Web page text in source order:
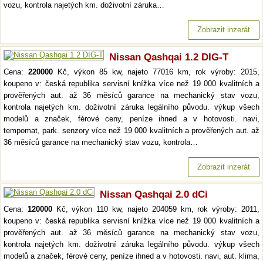
vozu, kontrola najetých km. doživotní záruka…
Zobrazit inzerát
Nissan Qashqai 1.2 DIG-T
Cena: 220000Kč, výkon 85 kw, najeto 77016 km, rok výroby: 2015,
koupeno v: česká republika servisní knížka více než 19 000 kvalitních a
prověřených aut. až 36 měsíců garance na mechanický stav vozu,
kontrola najetých km. doživotní záruka legálního původu. výkup všech
modelů a značek, férové ceny, peníze ihned a v hotovosti. navi,
tempomat, park. senzory více než 19 000 kvalitních a prověřených aut. až
36 měsíců garance na mechanický stav vozu, kontrola…
Zobrazit inzerát
Nissan Qashqai 2.0 dCi
Cena: 120000Kč, výkon 110 kw, najeto 204059 km, rok výroby: 2011,
koupeno v: česká republika servisní knížka více než 19 000 kvalitních a
prověřených aut. až 36 měsíců garance na mechanický stav vozu,
kontrola najetých km. doživotní záruka legálního původu. výkup všech
modelů a značek, férové ceny, peníze ihned a v hotovosti. navi, aut. klima,